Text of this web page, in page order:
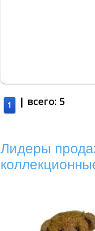
1 | всего: 5
Лидеры